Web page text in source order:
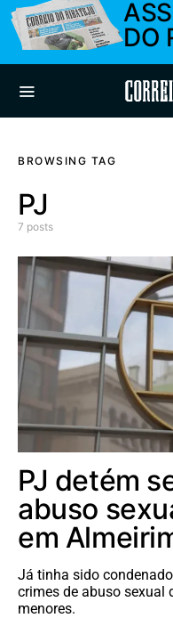
DO
BROWSING TAG
PJ
7 posts
PJ detém
abuso
em
Já tinha sido
crimes de abuso sexual
menores.